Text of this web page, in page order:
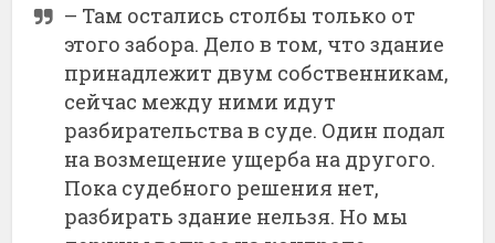
– Там остались столбы только от
этого забора. Дело в том, что здание
принадлежит двум собственникам,
сейчас между ними идут
разбирательства в суде. Один подал
на возмещение ущерба на другого.
Пока судебного решения нет,
разбирать здание нельзя. Но мы